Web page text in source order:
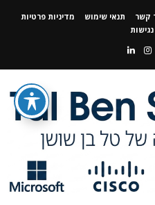
קשר תנאי שימוש
מדיניות פרטיות